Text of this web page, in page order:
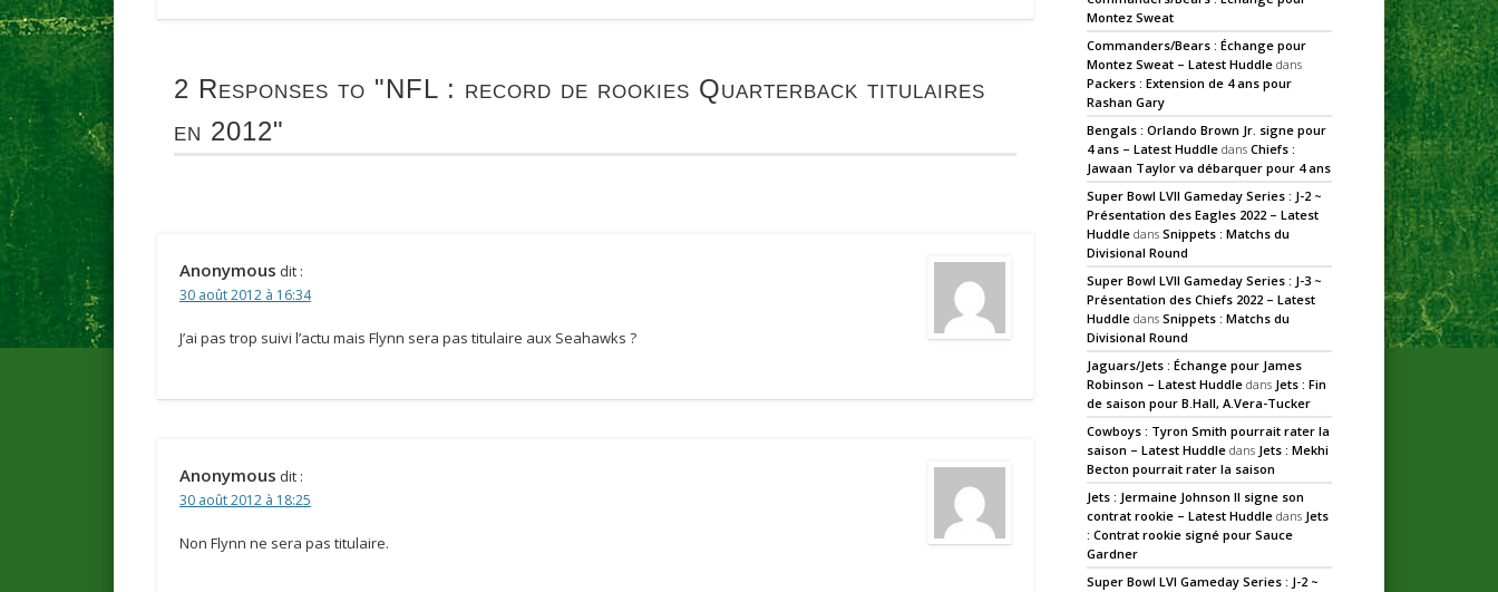
2 Responses to "NFL : record de rookies Quarterback titulaires
en 2012"
Anonymous dit :
30 août 2012 à 16:34
J’ai pas trop suivi l’actu mais Flynn sera pas titulaire aux Seahawks ?
Anonymous dit :
30 août 2012 à 18:25
Non Flynn ne sera pas titulaire.
Montez Sweat
Commanders/Bears : Échange pour
Montez Sweat – Latest Huddle dans
Packers : Extension de 4 ans pour
Rashan Gary
Bengals : Orlando Brown Jr. signe pour
4 ans – Latest Huddle dansChiefs :
Jawaan Taylor va débarquer pour 4 ans
Super Bowl LVII Gameday Series : J-2 ~
Présentation des Eagles 2022 – Latest
Huddle dansSnippets : Matchs du
Divisional Round
Super Bowl LVII Gameday Series : J-3 ~
Présentation des Chiefs 2022 – Latest
Huddle dansSnippets : Matchs du
Divisional Round
Jaguars/Jets : Échange pour James
Robinson – Latest Huddle dans Jets : Fin
de saison pour B.Hall, A.Vera-Tucker
Cowboys : Tyron Smith pourrait rater la
saison – Latest Huddle dans Jets : Mekhi
Becton pourrait rater la saison
Jets : Jermaine Johnson II signe son
contrat rookie – Latest Huddle dans Jets
: Contrat rookie signé pour Sauce
Gardner
Super Bowl LVI Gameday Series : J-2 ~